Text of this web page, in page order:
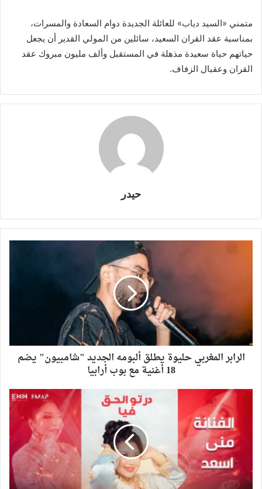
متمني «السيد دياب» للعائلة الجديدة دوام السعادة والمسرات،
بمناسبة عقد القران السعيد، سائلين من المولي القدير أن يجعل
حياتهم حياة سعيدة مذهلة في المستقبل وألف مليون مبروك عقد
القران وعقبال الزفاف.
حيدر
الرابر المغربي حليوة يطلق ألبومه الجديد "شامبيون" يضم
18 أغنية مع بوب أرابيا